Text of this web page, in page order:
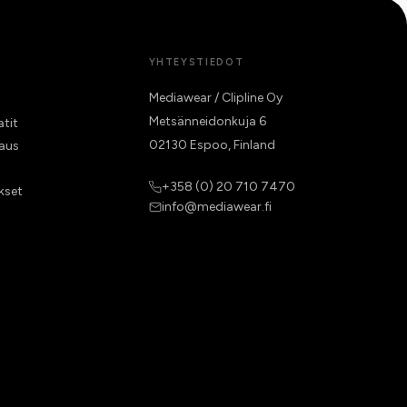
YHTEYSTIEDOT
Mediawear / Clipline Oy
Metsänneidonkuja 6
02130 Espoo, Finland
+358 (0) 20 710 7470
info@mediawear.fi